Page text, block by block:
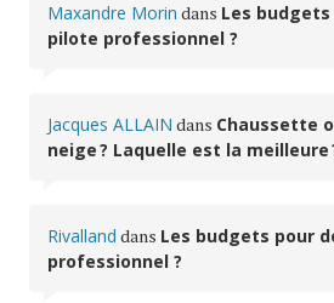
Maxandre Morin dans Les
pilote professionnel ?
Jacques ALLAIN dans Chaussette
neige ? Laquelle est la meilleure
Rivalland dans Les budgets pour
professionnel ?